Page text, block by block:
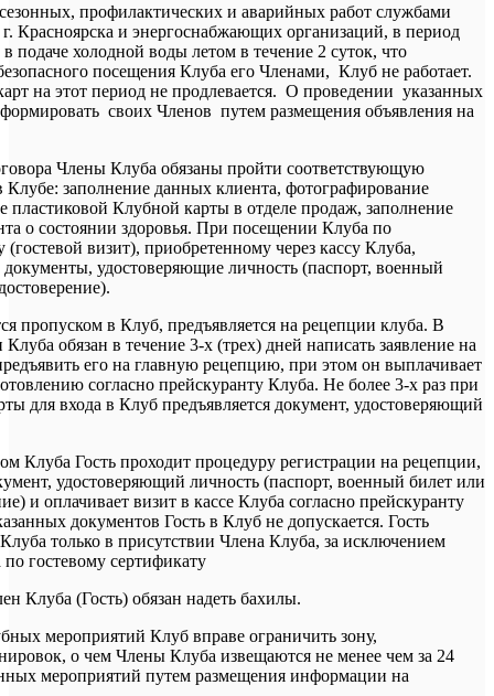
профилактических и аварийных работ службами
г. Красноярска и энергоснабжающих организаций, в период
подаче холодной воды летом в течение 2 суток, что
посещения Клуба его Членами, Клуб не работает.
на этот период не продлевается. О проведении указанных
своих Членов путем размещения объявления на
Члены Клуба обязаны пройти соответствующую
заполнение данных клиента, фотографирование
пластиковой Клубной карты в отделе продаж, заполнение
о состоянии здоровья. При посещении Клуба по
визит), приобретенному через кассу Клуба,
документы, удостоверяющие личность (паспорт, военный
пропуском в Клуб, предъявляется на рецепции клуба. В
обязан в течение 3-х (трех) дней написать заявление на
его на главную рецепцию, при этом он выплачивает
согласно прейскуранту Клуба. Не более 3-х раз при
для входа в Клуб предъявляется документ, удостоверяющий
Клуба Гость проходит процедуру регистрации на рецепции,
удостоверяющий личность (паспорт, военный билет или
и оплачивает визит в кассе Клуба согласно прейскуранту
документов Гость в Клуб не допускается. Гость
только в присутствии Члена Клуба, за исключением
гостевому сертификату
Клуба (Гость) обязан надеть бахилы.
мероприятий Клуб вправе ограничить зону,
о чем Члены Клуба извещаются не менее чем за 24
мероприятий путем размещения информации на